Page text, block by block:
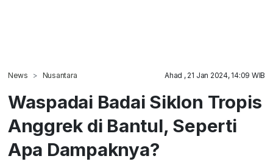
News Nusantara Ahad , 21 Jan 2024, 14:09 WIB
Waspadai Badai Siklon Tropis
Anggrek di Bantul, Seperti
Apa Dampaknya?